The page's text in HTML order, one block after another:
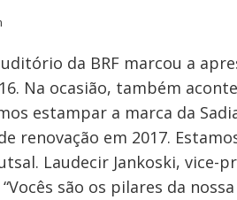
da BRF marcou a
Na ocasião, também
estampar a marca da
renovação em 2017.
Laudecir Jankoski, vice-
são os pilares da